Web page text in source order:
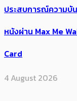
ประสบการณ์ความบั
หนังผ่าน Max Me
Card
4 August 2026